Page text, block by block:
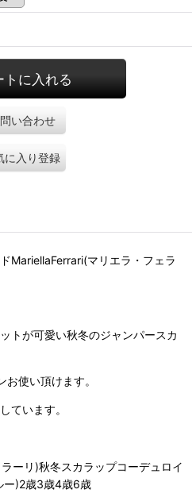
トに入れる
い合わせ
に入り登録
MariellaFerrari(マリエラ・フェラ
トが可愛い秋冬のジャンパースカ
使い頂けます。
ています。
ーリ)秋冬スカラップコーデュロイ
ー)2歳3歳4歳6歳